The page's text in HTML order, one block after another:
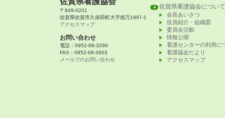
〒849-0201
佐賀県佐賀市久保田町大字徳万1997-1
アクセスマップ
お問い合わせ
電話：0952-68-3299
FAX：0952-68-3603
メールでのお問い合わせ
佐賀県看護協会について
会長あいさつ
役員紹介・組織図
委員会活動
情報公開
看護センターの利用に
看護協会だより
アクセスマップ